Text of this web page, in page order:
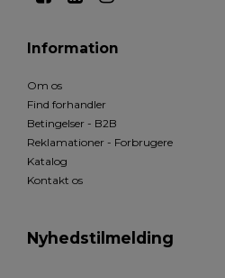
Information
Om os
Find forhandler
Betingelser - B2B
Reklamationer - Forbrugere
Katalog
Kontakt os
Nyhedstilmelding